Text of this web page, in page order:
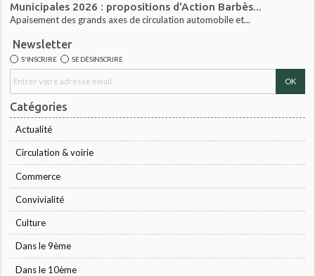
Municipales 2026 : propositions d'Action Barbès...
Apaisement des grands axes de circulation automobile et...
Newsletter
S'INSCRIRE SE DÉSINSCRIRE
Catégories
Actualité
Circulation & voirie
Commerce
Convivialité
Culture
Dans le 9ème
Dans le 10ème